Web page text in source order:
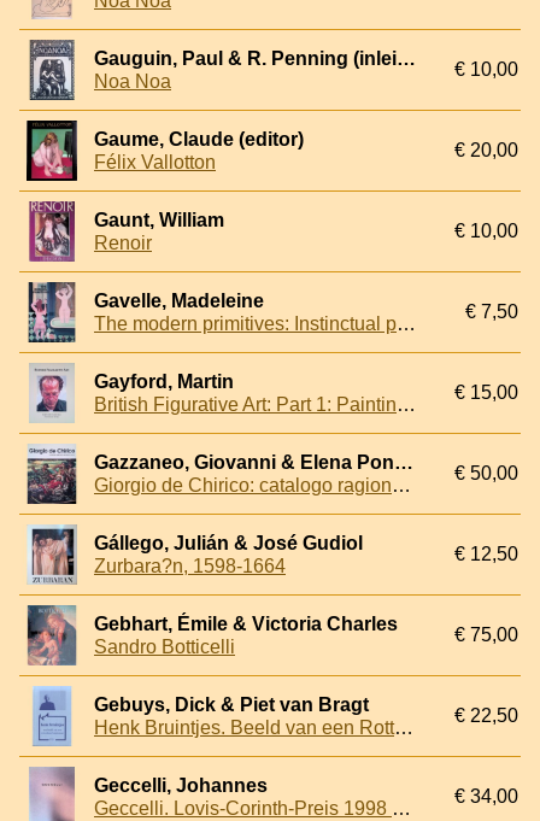
Gauguin, Paul & R. Penning (inleiding)
Noa Noa
€ 10,00
Gaume, Claude (editor)
Félix Vallotton
€ 20,00
Gaunt, William
Renoir
€ 10,00
Gavelle, Madeleine
The modern primitives: Instinctual painters
€ 7,50
Gayford, Martin
British Figurative Art: Part 1: Painting: The Human Figure
€ 15,00
Gazzaneo, Giovanni & Elena Pontiggia (editors)
Giorgio de Chirico: catalogo ragionato dell'opera sacra
€ 50,00
Gállego, Julián & José Gudiol
Zurbara?n, 1598-1664
€ 12,50
Gebhart, Émile & Victoria Charles
Sandro Botticelli
€ 75,00
Gebuys, Dick & Piet van Bragt
Henk Bruintjes. Beeld van een Rotterdams kunstenaar
€ 22,50
Geccelli, Johannes
Geccelli. Lovis-Corinth-Preis 1998 *with AUTOGRAPH SIGNED DEDICATION to ARMANDO*
€ 34,00